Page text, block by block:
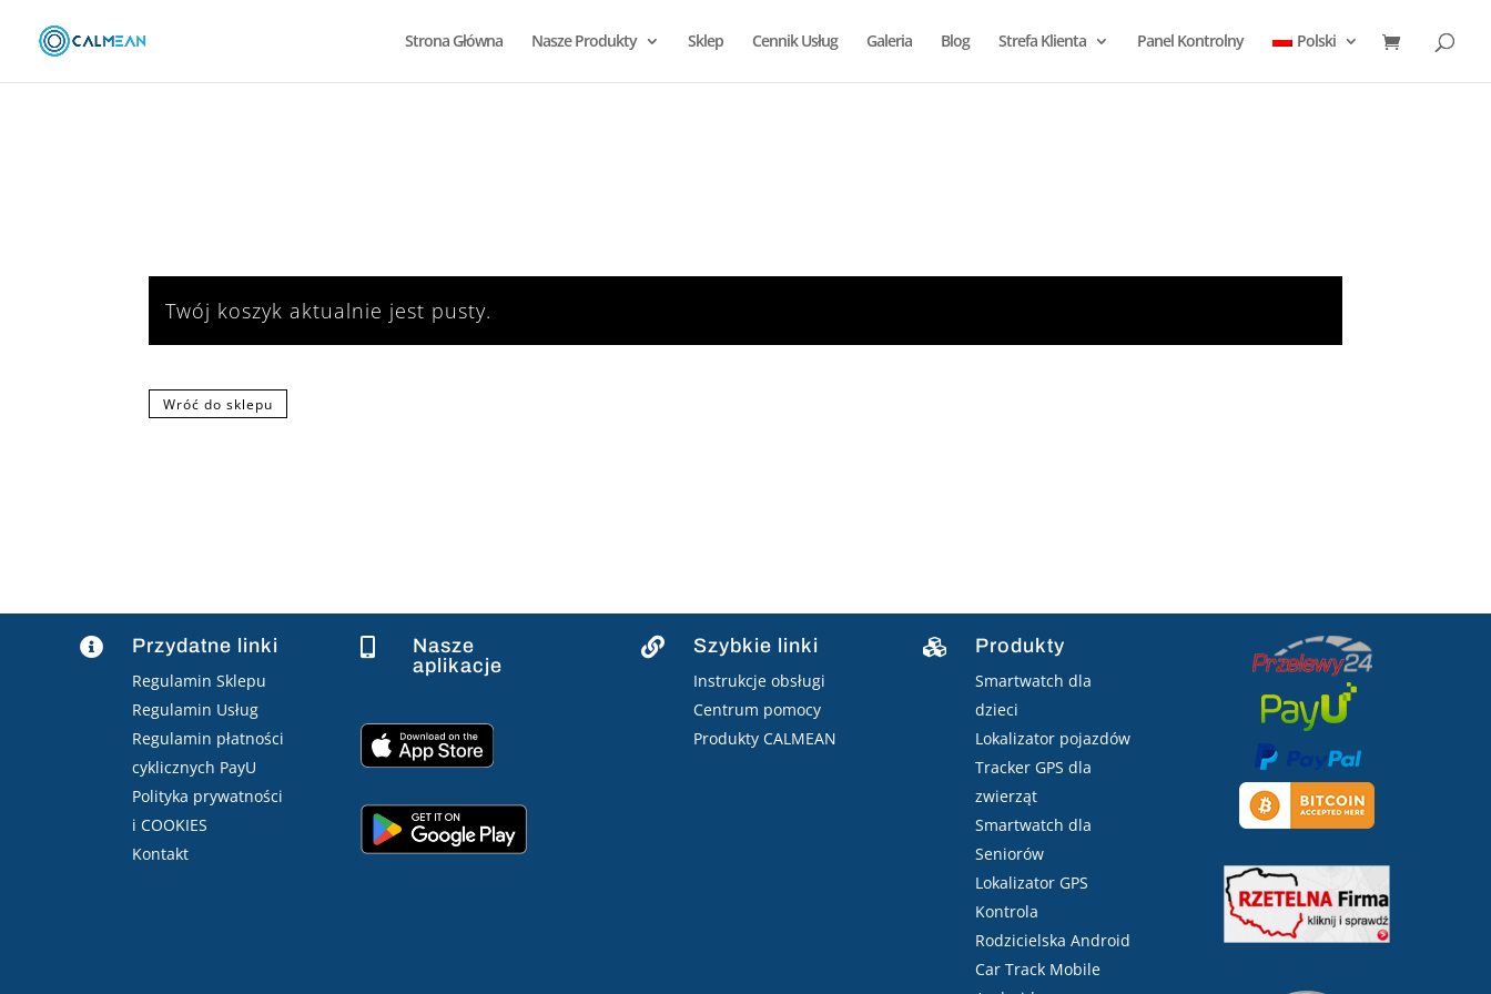
Strona Główna Nasze Produkty Sklep Cennik Usług Galeria Blog Strefa Klienta Panel Kontrolny Polski
Twój koszyk aktualnie jest pusty.
Wróć do sklepu
 Przydatne linki
Regulamin Sklepu
Regulamin Usług
Regulamin płatności
cyklicznych PayU
Polityka prywatności
i COOKIES
Kontakt

Nasze
aplikacje
 Szybkie linki
Instrukcje obsługi
Centrum pomocy
Produkty CALMEAN
 Produkty
Smartwatch dla
dzieci
Lokalizator pojazdów
Tracker GPS dla
zwierząt
Smartwatch dla
Seniorów
Lokalizator GPS
Kontrola
Rodzicielska Android
Car Track Mobile